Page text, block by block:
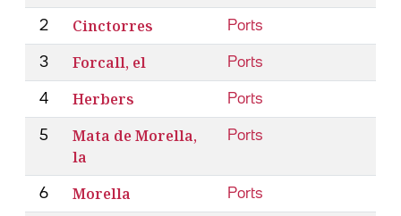
2 Cinctorres Ports
3 Forcall, el Ports
4 Herbers Ports
5
Mata de Morella,
la
Ports
6 Morella Ports